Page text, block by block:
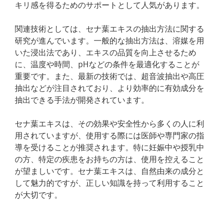
キリ感を得るためのサポートとして人気があります。
関連技術としては、セナ葉エキスの抽出方法に関する
研究が進んでいます。一般的な抽出方法は、溶媒を用
いた浸出法であり、エキスの品質を向上させるため
に、温度や時間、pHなどの条件を最適化することが
重要です。また、最新の技術では、超音波抽出や高圧
抽出などが注目されており、より効率的に有効成分を
抽出できる手法が開発されています。
セナ葉エキスは、その効果や安全性から多くの人に利
用されていますが、使用する際には医師や専門家の指
導を受けることが推奨されます。特に妊娠中や授乳中
の方、特定の疾患をお持ちの方は、使用を控えること
が望ましいです。セナ葉エキスは、自然由来の成分と
して魅力的ですが、正しい知識を持って利用すること
が大切です。